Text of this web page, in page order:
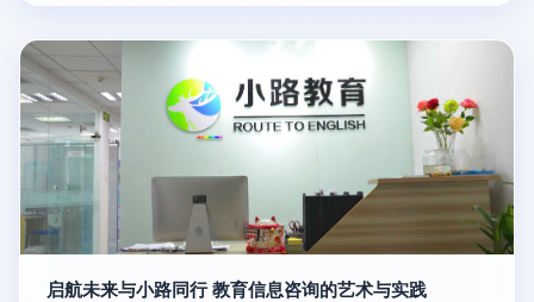
启航未来与小路同行 教育信息咨询的艺术与实践